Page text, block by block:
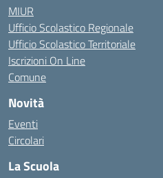
MIUR
Ufficio Scolastico Regionale
Ufficio Scolastico Territoriale
Iscrizioni On Line
Comune
Novità
Eventi
Circolari
La Scuola